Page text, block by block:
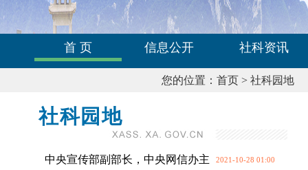
首 页 信息公开 社科资讯
您的位置： 首页 > 社科园地
社科园地
2021-10-28 01:00
中央宣传部副部长，中央网信办主